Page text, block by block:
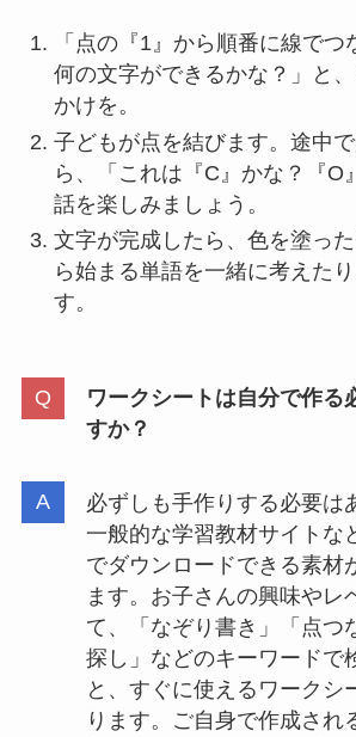
「点の『1』から順番に線でつ
何の文字ができるかな？」と
かけを。
子どもが点を結びます。途中
ら、「これは『C』かな？『O
話を楽しみましょう。
文字が完成したら、色を塗っ
ら始まる単語を一緒に考えた
す。
ワークシートは自分で作る
すか？
必ずしも手作りする必要は
一般的な学習教材サイトな
でダウンロードできる素材
ます。お子さんの興味やレ
て、「なぞり書き」「点つ
探し」などのキーワードで
と、すぐに使えるワークシ
ります。ご自身で作成され